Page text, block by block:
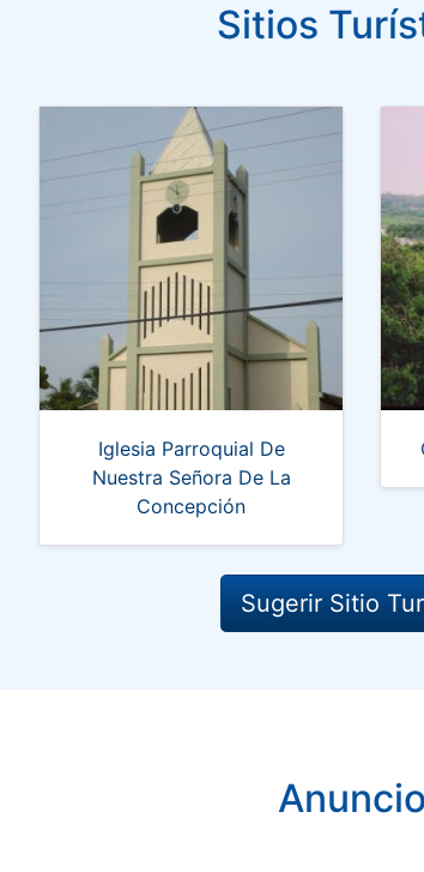
Sitios
Iglesia Parroquial De
Nuestra Señora De La
Concepción
Sugerir Sitio